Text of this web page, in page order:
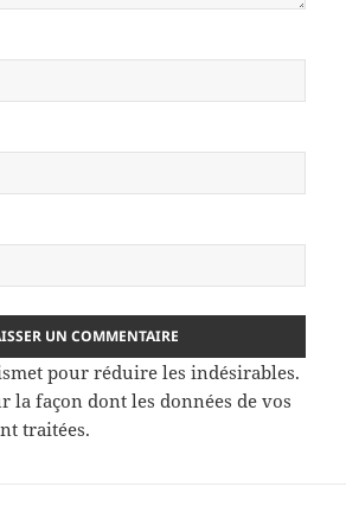
pour réduire les indésirables.
la façon dont les données de vos
traitées.